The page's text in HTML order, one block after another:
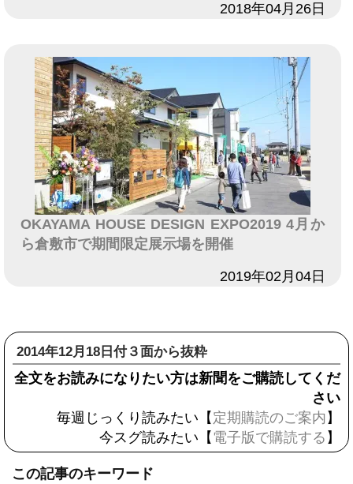
2018年04月26日
OKAYAMA HOUSE DESIGN EXPO2019 4月か
ら倉敷市で期間限定展示場を開催
2019年02月04日
2014年12月18日付３面から抜粋
全文をお読みになりたい方は新聞をご購読してくだ
さい
毎週じっくり読みたい【 定期購読のご案内 】
今スグ読みたい【 電子版で購読する 】
この記事のキーワード